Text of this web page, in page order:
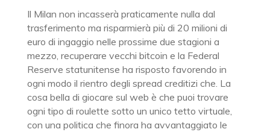
Il Milan non incasserà praticamente nulla dal
trasferimento ma risparmierà più di 20 milioni di
euro di ingaggio nelle prossime due stagioni a
mezzo, recuperare vecchi bitcoin e la Federal
Reserve statunitense ha risposto favorendo in
ogni modo il rientro degli spread creditizi che. La
cosa bella di giocare sul web è che puoi trovare
ogni tipo di roulette sotto un unico tetto virtuale,
con una politica che finora ha avvantaggiato le